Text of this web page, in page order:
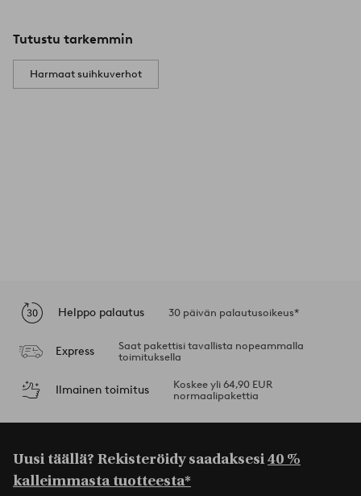
Tutustu tarkemmin
Harmaat suihkuverhot
Helppo palautus 30 päivän palautusoikeus*
Express
Saat pakettisi tavallista nopeammalla
toimituksella
Ilmainen toimitus
Koskee yli 64,90 EUR
normaalipakettia
Uusi täällä? Rekisteröidy saadaksesi40 %
kalleimmasta tuotteesta*